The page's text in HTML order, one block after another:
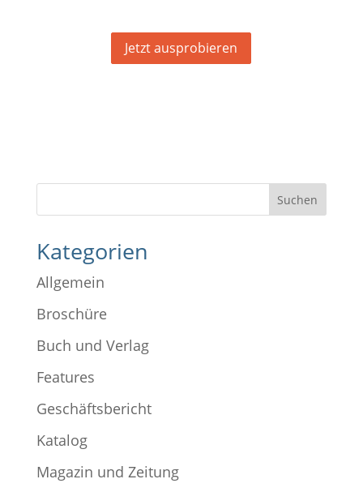
Jetzt ausprobieren
Kategorien
Allgemein
Broschüre
Buch und Verlag
Features
Geschäftsbericht
Katalog
Magazin und Zeitung